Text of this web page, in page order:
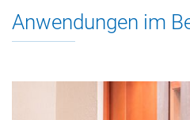
Anwendungen im